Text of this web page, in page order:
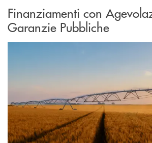
Finanziamenti con
Garanzie Pubbliche